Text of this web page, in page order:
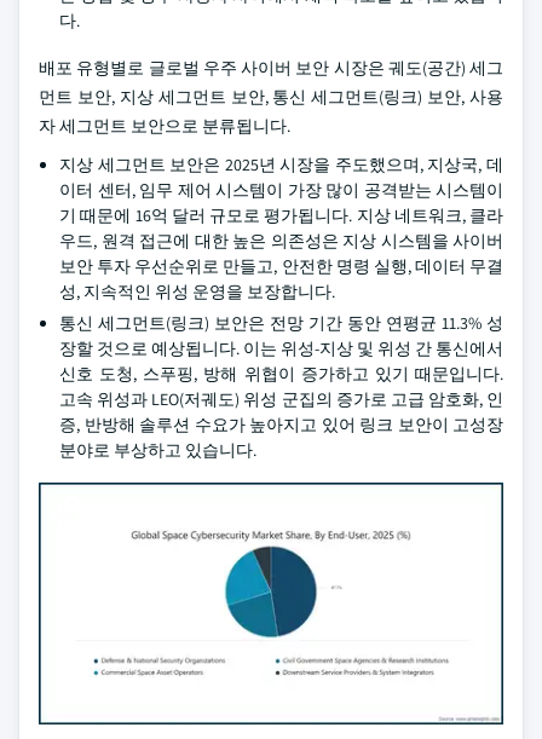
다.
배포 유형별로 글로벌 우주 사이버 보안 시장은 궤도(공간) 세그
먼트 보안, 지상 세그먼트 보안, 통신 세그먼트(링크) 보안, 사용
자 세그먼트 보안으로 분류됩니다.
지상 세그먼트 보안은 2025년 시장을 주도했으며, 지상국, 데
이터 센터, 임무 제어 시스템이 가장 많이 공격받는 시스템이
기 때문에 16억 달러 규모로 평가됩니다. 지상 네트워크, 클라
우드, 원격 접근에 대한 높은 의존성은 지상 시스템을 사이버
보안 투자 우선순위로 만들고, 안전한 명령 실행, 데이터 무결
성, 지속적인 위성 운영을 보장합니다.
통신 세그먼트(링크) 보안은 전망 기간 동안 연평균 11.3% 성
장할 것으로 예상됩니다. 이는 위성-지상 및 위성 간 통신에서
신호 도청, 스푸핑, 방해 위협이 증가하고 있기 때문입니다.
고속 위성과 LEO(저궤도) 위성 군집의 증가로 고급 암호화, 인
증, 반방해 솔루션 수요가 높아지고 있어 링크 보안이 고성장
분야로 부상하고 있습니다.